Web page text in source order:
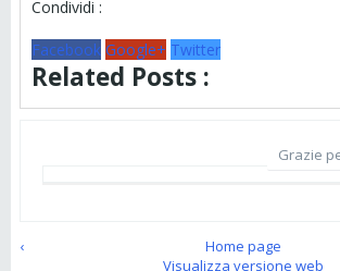
Condividi :
Facebook Google+ Twitter
Related Posts :
Grazie
‹
Home page
Visualizza versione web